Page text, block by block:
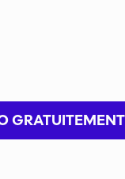
GRATUITEMENT